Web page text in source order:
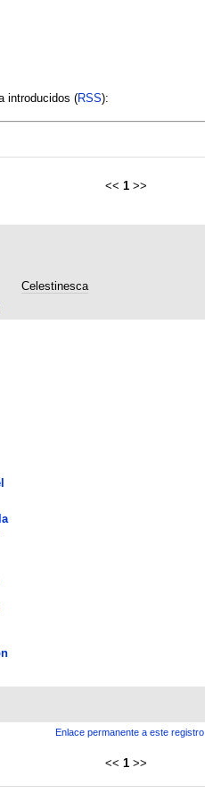
introducidos (RSS):
<< 1 >>
Celestinesca
Enlace permanente a este registro
<< 1 >>